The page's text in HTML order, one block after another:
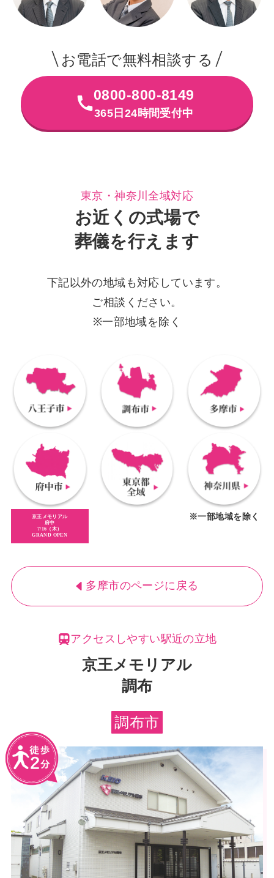
お電話で無料相談する
0800-800-8149
365日24時間受付中
東京・神奈川全域対応
お近くの式場で
葬儀を行えます
下記以外の地域も対応しています。
ご相談ください。
※一部地域を除く
京王メモリアル
府中
7/16（木）
GRAND OPEN
※一部地域を除く
多摩市のページに戻る
アクセスしやすい駅近の立地
京王メモリアル
調布
調布市